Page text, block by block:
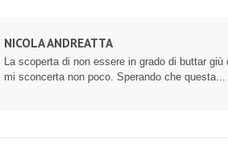
NICOLA ANDREATTA
La scoperta di non essere in grado di buttar
mi sconcerta non poco. Sperando che questa...